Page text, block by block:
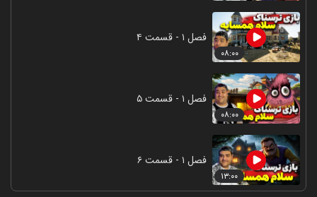
۰۸:۰۰
فصل ۱ - قسمت ۴
۰۸:۰۰
فصل ۱ - قسمت ۵
۱۳:۰۰
فصل ۱ - قسمت ۶